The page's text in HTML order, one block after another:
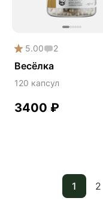
Шлемник
Энергия и
5.00 2
Весёлка
120 капсул
3400 ₽
1 2